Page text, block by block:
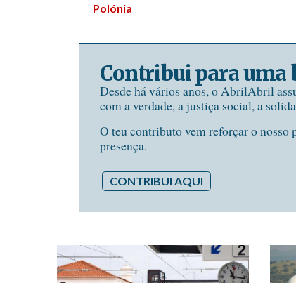
Polónia
Contribui para uma
Desde há vários anos, o AbrilAbril
com a verdade, a justiça social, a
O teu contributo vem reforçar o nosso
presença.
CONTRIBUI AQUI